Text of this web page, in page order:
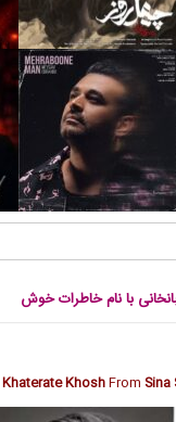
با نام خاطرات خوش
Khaterate KhoshFrom Sina